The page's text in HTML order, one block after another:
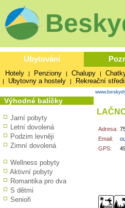
Ubytování
Hotely | Penziony | Chalupy |
| Ubytovny a hostely | Rekreační
Výhodné balíčky
Jarní pobyty
Letní dovolená
Podzim levněji
Zimní dovolená
Wellness pobyty
Aktivní pobyty
Romantika pro dva
S dětmi
Senioři
Adresa:
Email:
GPS: